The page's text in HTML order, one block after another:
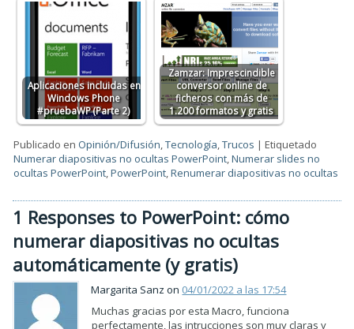
Aplicaciones incluidas en
Windows Phone
#pruebaWP (Parte 2)
Zamzar: Imprescindible
conversor online de
ficheros con más de
1.200 formatos y gratis
Publicado en Opinión/Difusión,Tecnología,Trucos |Etiquetado
Numerar diapositivas no ocultas PowerPoint,Numerar slides no
ocultas PowerPoint,PowerPoint,Renumerar diapositivas no ocultas
1 Responses to PowerPoint: cómo
numerar diapositivas no ocultas
automáticamente (y gratis)
Margarita Sanz on 04/01/2022 a las 17:54
Muchas gracias por esta Macro, funciona
perfectamente, las intrucciones son muy claras y